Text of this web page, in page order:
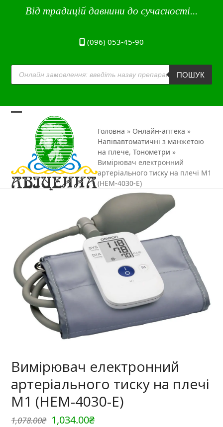
Від традицій давнини до сучасності...
(096) 053-45-90
Пошук
товарів ПОШУК
Open
mobile
menu
Close
mobile
menu
Головна » Онлайн-аптека »
Напівавтоматичні з манжетою
на плече, Тонометри »
Вимірювач електронний
артеріального тиску на плечі M1
(HEM-4030-E)
Вимірювач електронний
артеріального тиску на плечі
M1 (HEM-4030-E)
1,078.00₴ Оригінальна
1,034.00₴Поточна